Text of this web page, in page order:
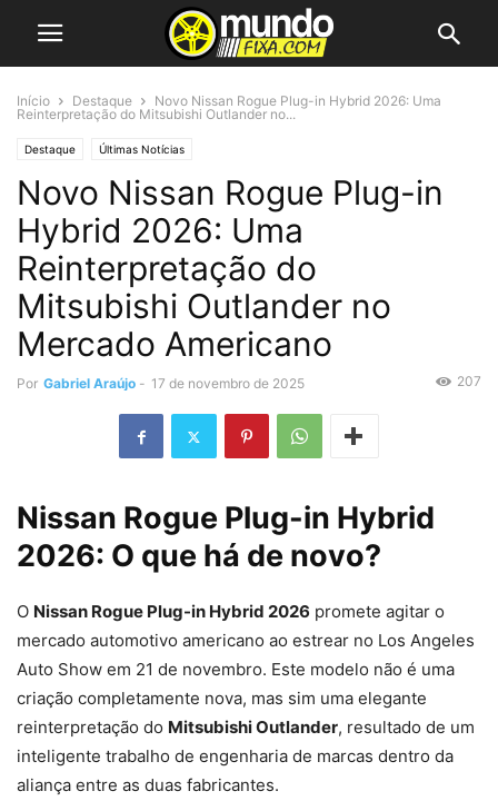
Início Destaque
Novo Nissan Rogue Plug-in Hybrid 2026: Uma
Reinterpretação do Mitsubishi Outlander no...
Destaque Últimas Notícias
Novo Nissan Rogue Plug-in
Hybrid 2026: Uma
Reinterpretação do
Mitsubishi Outlander no
Mercado Americano
Por Gabriel Araújo - 17 de novembro de 2025 207
Nissan Rogue Plug-in Hybrid
2026: O que há de novo?
O Nissan Rogue Plug-in Hybrid 2026 promete agitar o
mercado automotivo americano ao estrear no Los Angeles
Auto Show em 21 de novembro. Este modelo não é uma
criação completamente nova, mas sim uma elegante
reinterpretação do Mitsubishi Outlander, resultado de um
inteligente trabalho de engenharia de marcas dentro da
aliança entre as duas fabricantes.